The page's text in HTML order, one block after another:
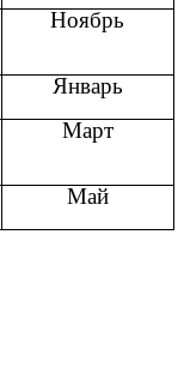
Ноябрь
Январь
Март
Май